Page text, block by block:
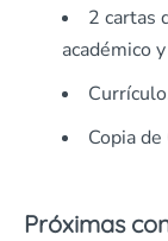
2 cartas
académico
Copia de
Próximas